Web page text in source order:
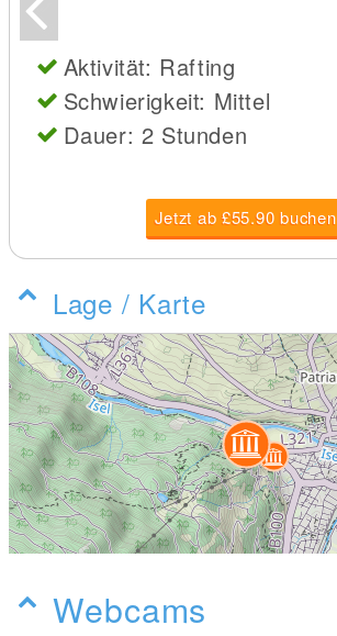
Aktivität: Rafting
Schwierigkeit: Mittel
Dauer: 2 Stunden
Jetzt ab £55.90 buchen
Lage / Karte
Webcams